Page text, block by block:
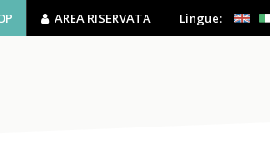
AREA RISERVATA Lingue: